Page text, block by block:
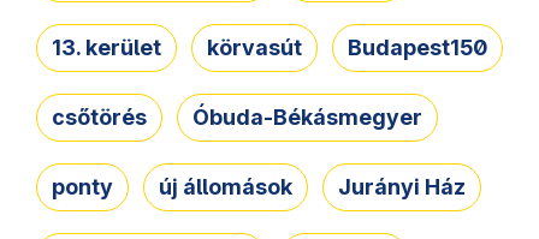
13. kerület körvasút Budapest150
csőtörés Óbuda-Békásmegyer
ponty új állomások Jurányi Ház